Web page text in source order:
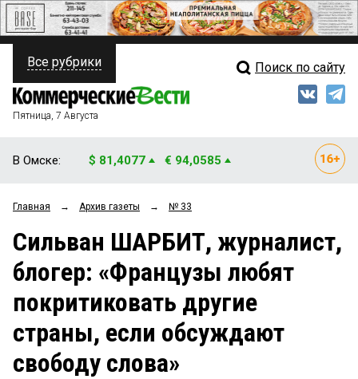
ПОЛИТИКА
ФИНАНСЫ
ОБЩЕСТВО
ЗАКОН
НОВОСТИ КОМПАНИЙ
СТИЛЬ ЖИЗНИ
Свежий выпуск
Рейтинги
Блоги
Архив
Все рубрики Поиск по сайту
Пятница, 7 Августа
В Омске: $ 81,4077 € 94,0585
Главная → Архив газеты → № 33
Сильван ШАРБИТ, журналист,
блогер: «Французы любят
покритиковать другие
страны, если обсуждают
свободу слова»